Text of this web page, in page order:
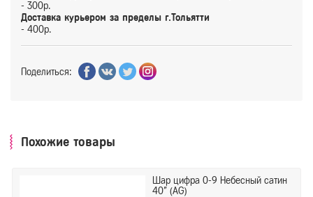
- 300р.
Доставка курьером за пределы г.Тольятти
- 400р.
Поделиться:
Похожие товары
Шар цифра 0-9 Небесный сатин
40" (AG)